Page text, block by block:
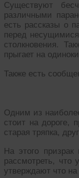
Существуют
различными
есть рассказы о
перед
столкновения.
прыгает на
Также есть
Одним из
стоит на дороге,
старая тряпка,
На этого
рассмотреть, что
утверждают что на